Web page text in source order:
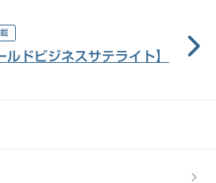
ルドビジネスサテライト】